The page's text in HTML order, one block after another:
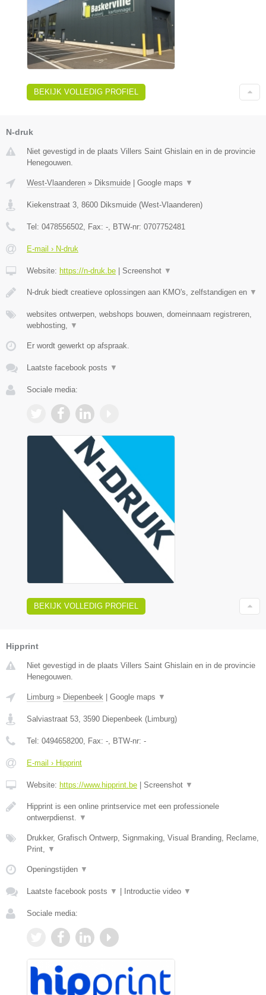
BEKIJK VOLLEDIG PROFIEL
N-druk
Niet gevestigd in de plaats Villers Saint Ghislain en in de provincie
Henegouwen.
West-Vlaanderen » Diksmuide | Google maps ▼
Kiekenstraat 3 8600 Diksmuide (West-Vlaanderen)
Tel: 0478556502 , Fax: - , BTW-nr: 0707752481
E-mail › N-druk
Website: https://n-druk.be | Screenshot ▼
N-druk biedt creatieve oplossingen aan KMO's, zelfstandigen en ▼
websites ontwerpen, webshops bouwen, domeinnaam registreren,
webhosting,
▼
Er wordt gewerkt op afspraak.
Laatste facebook posts ▼
Sociale media:
BEKIJK VOLLEDIG PROFIEL
Hipprint
Niet gevestigd in de plaats Villers Saint Ghislain en in de provincie
Henegouwen.
Limburg » Diepenbeek | Google maps ▼
Salviastraat 53 3590 Diepenbeek (Limburg)
Tel: 0494658200 , Fax: - , BTW-nr: -
E-mail › Hipprint
Website: https://www.hipprint.be | Screenshot ▼
Hipprint is een online printservice met een professionele
ontwerpdienst.
▼
Drukker, Grafisch Ontwerp, Signmaking, Visual Branding, Reclame,
Print,
▼
Openingstijden ▼
Laatste facebook posts ▼ | Introductie video ▼
Sociale media: